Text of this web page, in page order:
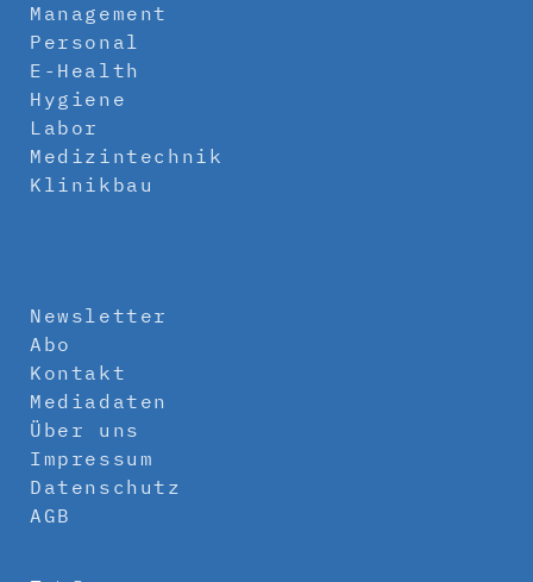
Management
Personal
E-Health
Hygiene
Labor
Medizintechnik
Klinikbau
Newsletter
Abo
Kontakt
Mediadaten
Über uns
Impressum
Datenschutz
AGB